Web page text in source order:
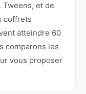
Tweens, et de
coffrets
atteindre 60
comparons les
vous proposer